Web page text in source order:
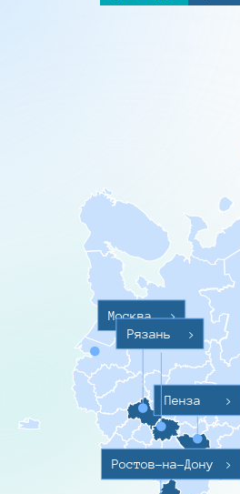
Москва >
Ростов-на-Дону >
Пенза >
Рязань >